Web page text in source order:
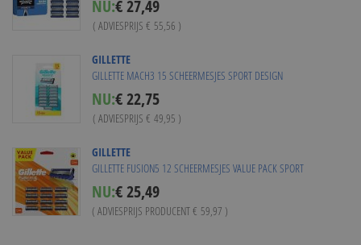
NU:p
e
i
a
P
i
e
€ 27,49
( ADVIESPRIJS € 55,56 )
GILLETTE
GILLETTE MACH3 15 SCHEERMESJES SPORT DESIGN
NU:S
p
e
i
a
P
i
€ 22,75
( ADVIESPRIJS € 49,95 )
GILLETTE
GILLETTE FUSION5 12 SCHEERMESJES VALUE PACK SPORT
NU:€ 25,49
( ADVIESPRIJS PRODUCENT€ 59,97 )